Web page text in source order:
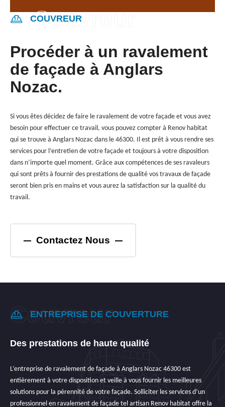
COUVREUR
Procéder à un ravalement
de façade à Anglars
Nozac.
Si vous êtes décidez de faire le ravalement de votre façade et vous avez
besoin pour effectuer ce travail, vous pouvez compter à Renov habitat
qui se trouve à Anglars Nozac dans le 46300. Il est prêt à vous rendre ses
services pour l’entretien de votre façade et toujours à votre disposition
dans n’importe quel moment. Grâce aux compétences de ses ravaleurs
qui sont prêts à fournir des prestations de qualité vos travaux de façade
seront bien pris en mains et vous aurez la satisfaction sur la qualité du
travail.
Contactez Nous
ENTREPRISE DE COUVERTURE
Des prestations de haute qualité
L’entreprise de ravalement de façade à Anglars Nozac 46300 est
entièrement à votre disposition et veille à vous fournir les meilleures
solutions pour la pérennité de votre façade. Solliciter les services d’un
professionnel en ravalement de façade tel artisan Renov habitat offre la